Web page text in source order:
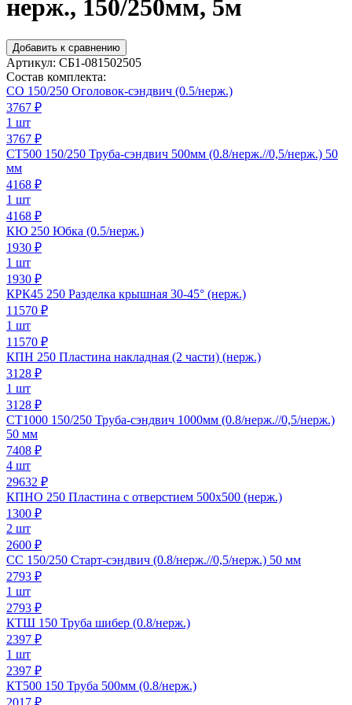
нерж., 150/250мм, 5м
Добавить к сравнению
Артикул: СБ1-081502505
Состав комплекта:
СО 150/250 Оголовок-сэндвич (0.5/нерж.)
3767 ₽
1 шт
3767 ₽
СТ500 150/250 Труба-сэндвич 500мм (0.8/нерж.//0,5/нерж.) 50
мм
4168 ₽
1 шт
4168 ₽
КЮ 250 Юбка (0.5/нерж.)
1930 ₽
1 шт
1930 ₽
КРК45 250 Разделка крышная 30-45° (нерж.)
11570 ₽
1 шт
11570 ₽
КПН 250 Пластина накладная (2 части) (нерж.)
3128 ₽
1 шт
3128 ₽
СТ1000 150/250 Труба-сэндвич 1000мм (0.8/нерж.//0,5/нерж.)
50 мм
7408 ₽
4 шт
29632 ₽
КПНО 250 Пластина с отверстием 500х500 (нерж.)
1300 ₽
2 шт
2600 ₽
СС 150/250 Старт-сэндвич (0.8/нерж.//0,5/нерж.) 50 мм
2793 ₽
1 шт
2793 ₽
КТШ 150 Труба шибер (0.8/нерж.)
2397 ₽
1 шт
2397 ₽
КТ500 150 Труба 500мм (0.8/нерж.)
2017 ₽